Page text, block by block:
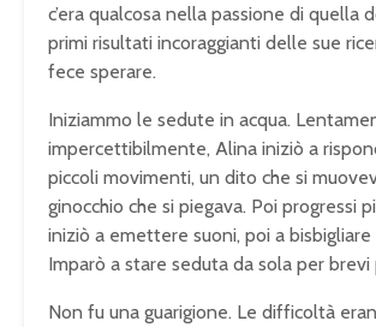
c’era qualcosa nella passione di quella
primi risultati incoraggianti delle sue
fece sperare.
Iniziammo le sedute in acqua.
impercettibilmente, Alina iniziò a
piccoli movimenti, un dito che si
ginocchio che si piegava. Poi progressi
iniziò a emettere suoni, poi a bisbigliare
Imparò a stare seduta da sola per brevi
Non fu una guarigione. Le difficoltà